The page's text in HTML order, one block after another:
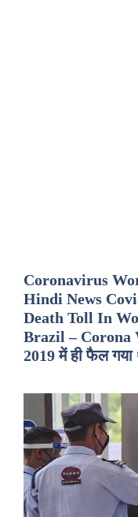
Coronavirus
Hindi News
Death Toll In
Brazil – Corona
2019 में ही फैल गया